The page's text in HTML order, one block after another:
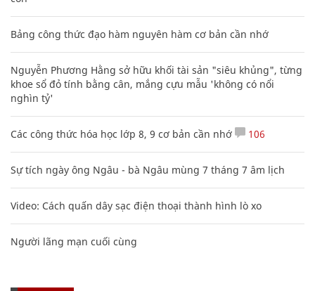
Bảng công thức đạo hàm nguyên hàm cơ bản cần nhớ
Nguyễn Phương Hằng sở hữu khối tài sản "siêu khủng", từng
khoe sổ đỏ tính bằng cân, mắng cựu mẫu 'không có nổi
nghìn tỷ'
Các công thức hóa học lớp 8, 9 cơ bản cần nhớ 106
Sự tích ngày ông Ngâu - bà Ngâu mùng 7 tháng 7 âm lịch
Video: Cách quấn dây sạc điện thoại thành hình lò xo
Người lãng mạn cuối cùng